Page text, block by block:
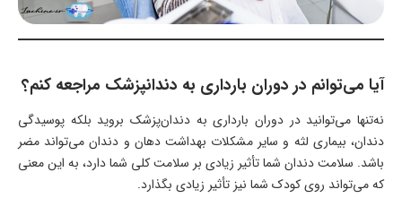
آیا می‌توانم در دوران بارداری به دندانپزشک مراجعه کنم؟
نه‌تنها می‌توانید در دوران بارداری به دندان‌پزشک بروید بلکه پوسیدگی
دندان، بیماری لثه و سایر مشکلات بهداشت دهان و دندان می‌تواند مضر
باشد. سلامت دندان شما تأثیر زیادی بر سلامت کلی شما دارد، به این معنی
که می‌تواند روی کودک شما نیز تأثیر زیادی بگذارد.